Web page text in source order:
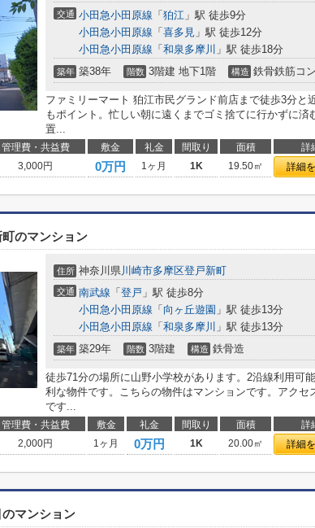
交通 小田急小田原線 「 狛江 」駅 徒歩9分
小田急小田原線 「 喜多見 」駅 徒歩12分
小田急小田原線 「 和泉多摩川 」駅 徒歩18分
築年 築38年 階数 3階建 地下1階 構造 鉄骨鉄筋コ
ファミリーマート 狛江市民グランド前店まで徒歩3分と
もポイント。忙しい朝に遠くまでゴミ捨てに行かずに済
置...
管理費・共益費 敷金 礼金 間取り 面積 詳
3,000円 0万円 1ヶ月 1K 19.50㎡ 詳細
のマンション
住所 神奈川県川崎市多摩区登戸新町
交通 南武線 「 登戸 」駅 徒歩8分
小田急小田原線 「 向ヶ丘遊園 」駅 徒歩13分
小田急小田原線 「 和泉多摩川 」駅 徒歩13分
築年 築29年 階数 3階建 構造 鉄骨造
徒歩71分の場所に山野小学校があります。2沿線利用可
利な物件です。こちらの物件はマンションです。アクセ
です...
管理費・共益費 敷金 礼金 間取り 面積 詳
2,000円 1ヶ月 0万円 1K 20.00㎡ 詳細
マンション